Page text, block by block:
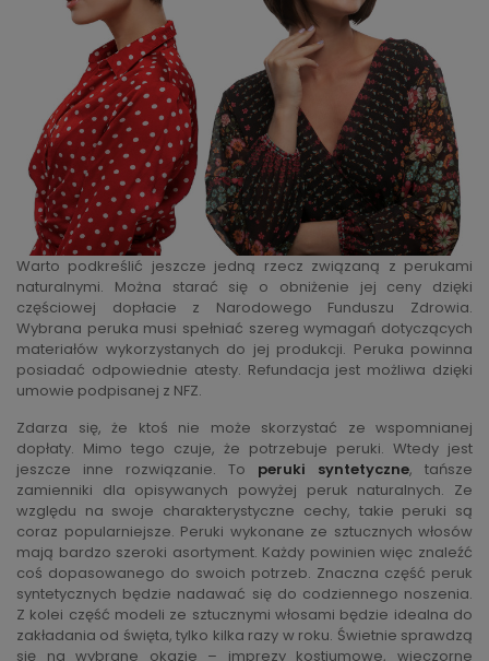
Warto podkreślić jeszcze jedną rzecz związaną z perukami
naturalnymi. Można starać się o obniżenie jej ceny dzięki
częściowej dopłacie z Narodowego Funduszu Zdrowia.
Wybrana peruka musi spełniać szereg wymagań dotyczących
materiałów wykorzystanych do jej produkcji. Peruka powinna
posiadać odpowiednie atesty. Refundacja jest możliwa dzięki
umowie podpisanej z NFZ.
Zdarza się, że ktoś nie może skorzystać ze wspomnianej
dopłaty. Mimo tego czuje, że potrzebuje peruki. Wtedy jest
jeszcze inne rozwiązanie. To peruki syntetyczne, tańsze
zamienniki dla opisywanych powyżej peruk naturalnych. Ze
względu na swoje charakterystyczne cechy, takie peruki są
coraz popularniejsze. Peruki wykonane ze sztucznych włosów
mają bardzo szeroki asortyment. Każdy powinien więc znaleźć
coś dopasowanego do swoich potrzeb. Znaczna część peruk
syntetycznych będzie nadawać się do codziennego noszenia.
Z kolei część modeli ze sztucznymi włosami będzie idealna do
zakładania od święta, tylko kilka razy w roku. Świetnie sprawdzą
się na wybrane okazje – imprezy kostiumowe, wieczorne